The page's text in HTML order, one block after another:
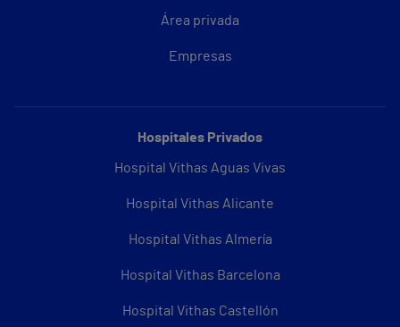
Área privada
Empresas
Hospitales Privados
Hospital Vithas Aguas Vivas
Hospital Vithas Alicante
Hospital Vithas Almería
Hospital Vithas Barcelona
Hospital Vithas Castellón